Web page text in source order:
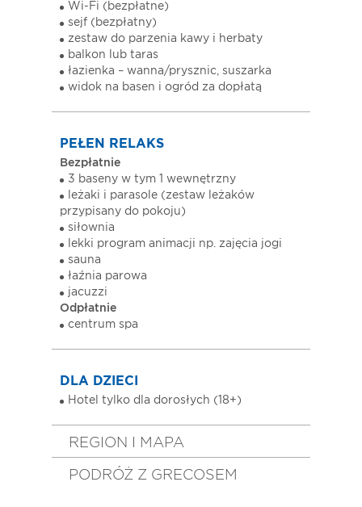
Wi-Fi (bezpłatne)
sejf (bezpłatny)
zestaw do parzenia kawy i herbaty
balkon lub taras
łazienka – wanna/prysznic, suszarka
widok na basen i ogród za dopłatą
PEŁEN RELAKS
Bezpłatnie
3 baseny w tym 1 wewnętrzny
leżaki i parasole (zestaw leżaków
przypisany do pokoju)
siłownia
lekki program animacji np. zajęcia jogi
sauna
łaźnia parowa
jacuzzi
Odpłatnie
centrum spa
DLA DZIECI
Hotel tylko dla dorosłych (18+)
REGION I MAPA
PODRÓŻ Z GRECOSEM